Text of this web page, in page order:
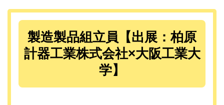
製造製品組立員【出展：柏原
計器工業株式会社×大阪工業大
学】